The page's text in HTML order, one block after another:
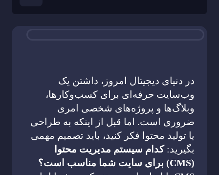
در دنیای دیجیتال امروز، داشتن یک
وب‌سایت حرفه‌ای برای کسب‌وکارها،
وبلاگ‌ها و پروژه‌های شخصی امری
ضروری است. اما قبل از اینکه به طراحی
یا تولید محتوا فکر کنید، باید تصمیم مهمی
بگیرید:کدام سیستم مدیریت محتوا
(CMS) برای سایت شما مناسب است؟